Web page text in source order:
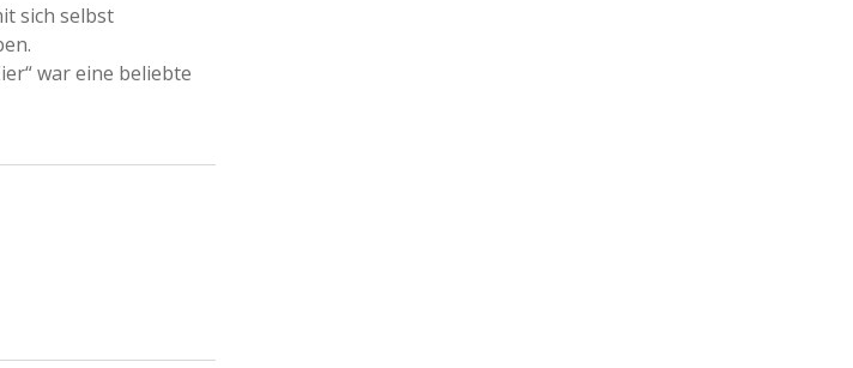
sich selbst
war eine beliebte